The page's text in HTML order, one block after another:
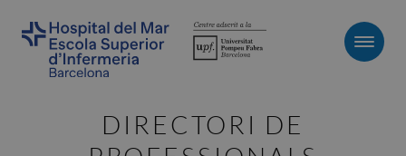
DIRECTORI DE